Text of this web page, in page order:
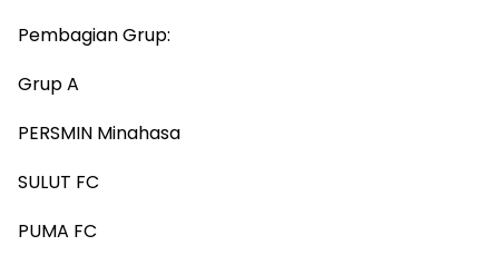
Pembagian Grup:
Grup A
PERSMIN Minahasa
SULUT FC
PUMA FC